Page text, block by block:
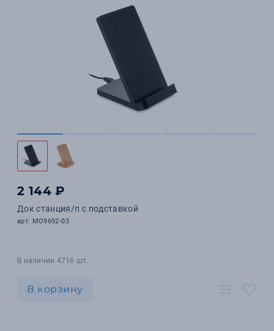
2 144 ₽
Док станция/п с подставкой
арт. MO9692-03
В наличии 4716 шт.
В корзину